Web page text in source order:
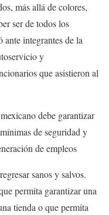
más allá de colores,
ser de todos los
ante integrantes de la
y
que asistieron al
debe garantizar
de seguridad y
de empleos
sanos y salvos.
permita garantizar una
tienda o que permita